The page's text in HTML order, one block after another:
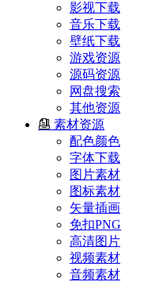
影视下载
音乐下载
壁纸下载
游戏资源
源码资源
网盘搜索
其他资源
素材资源
配色颜色
字体下载
图片素材
图标素材
矢量插画
免扣PNG
高清图片
视频素材
音频素材